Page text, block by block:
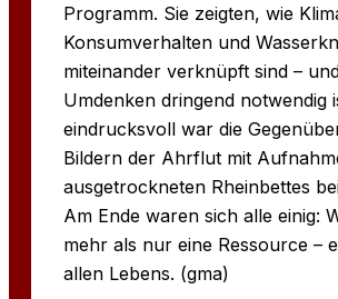
Programm. Sie zeigten, wie
Konsumverhalten und
miteinander verknüpft sind –
Umdenken dringend notwendig
eindrucksvoll war die
Bildern der Ahrflut mit
ausgetrockneten Rheinbettes
Am Ende waren sich alle einig:
mehr als nur eine Ressource –
allen Lebens. (gma)